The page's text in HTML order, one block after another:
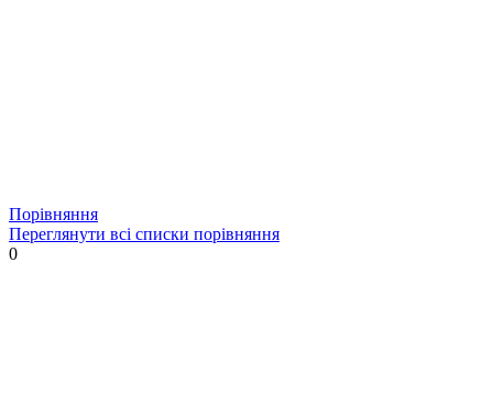
Порівняння
Переглянути всі списки порівняння
0